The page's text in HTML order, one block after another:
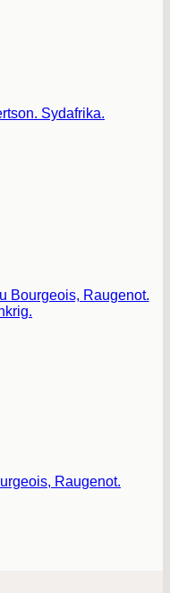
Sydafrika.
Raugenot.